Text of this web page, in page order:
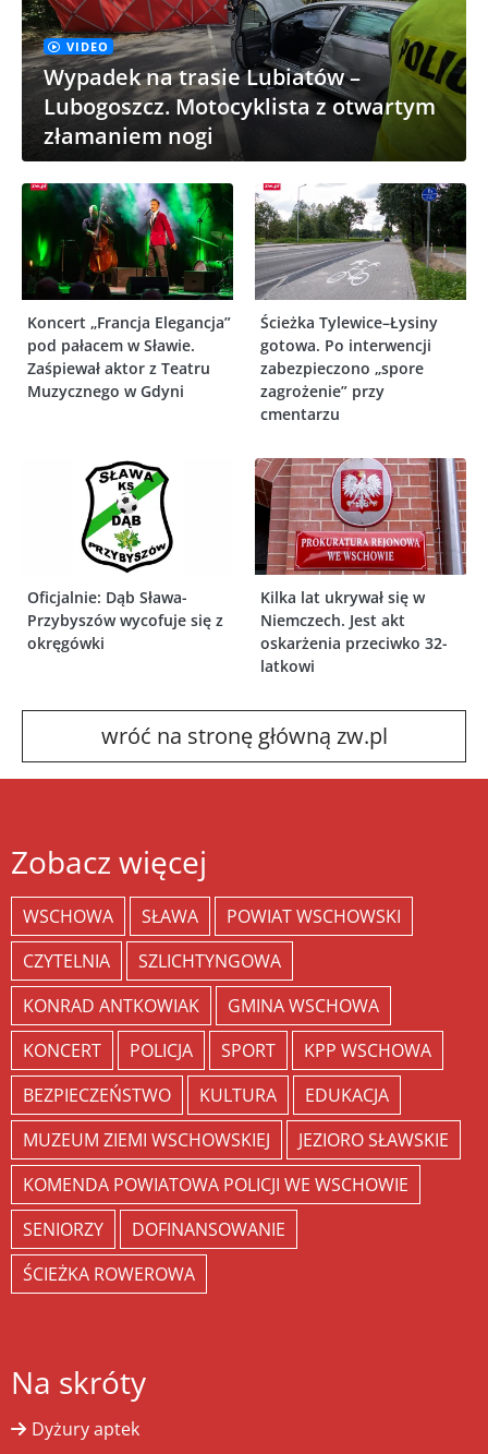
VIDEO
Wypadek na trasie Lubiatów –
Lubogoszcz. Motocyklista z otwartym
złamaniem nogi
Koncert „Francja Elegancja”
pod pałacem w Sławie.
Zaśpiewał aktor z Teatru
Muzycznego w Gdyni
Ścieżka Tylewice–Łysiny
gotowa. Po interwencji
zabezpieczono „spore
zagrożenie” przy
cmentarzu
Oficjalnie: Dąb Sława-
Przybyszów wycofuje się z
okręgówki
Kilka lat ukrywał się w
Niemczech. Jest akt
oskarżenia przeciwko 32-
latkowi
wróć na stronę główną zw.pl
Zobacz więcej
WSCHOWA SŁAWA
POWIAT WSCHOWSKI
CZYTELNIA
SZLICHTYNGOWA
KONRAD ANTKOWIAK
GMINA WSCHOWA
KONCERT
POLICJA SPORT
KPP WSCHOWA
BEZPIECZEŃSTWO
KULTURA
EDUKACJA
MUZEUM ZIEMI WSCHOWSKIEJ
JEZIORO SŁAWSKIE
KOMENDA POWIATOWA POLICJI WE WSCHOWIE
SENIORZY
DOFINANSOWANIE
ŚCIEŻKA ROWEROWA
Na skróty
Dyżury aptek